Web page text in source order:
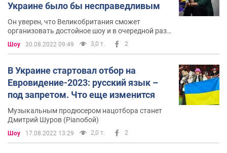
Украине было бы несправедливым
Он уверен, что Великобритания сможет
организовать достойное шоу и в очередной раз
продемонстрировать свою поддержку
украинцам
Шоу 30.08.2022 09:49 3,0 т. 2
В Украине стартовал отбор на
Евровидение-2023: русский язык –
под запретом. Что еще изменится
Музыкальным продюсером нацотбора станет
Дмитрий Шуров (Ріаnобой)
Шоу 17.08.2022 13:29 2,0 т. 2